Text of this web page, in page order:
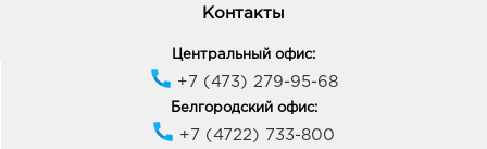
Контакты
Центральный офис:
+7 (473) 279-95-68
Белгородский офис:
+7 (4722) 733-800